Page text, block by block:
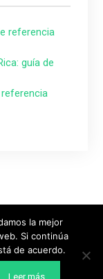
referencia
guía de
la mejor
Si continúa
de acuerdo.
Leer más